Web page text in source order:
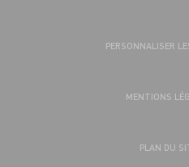
PERSONNALISER
MENTIONS
PLAN DU